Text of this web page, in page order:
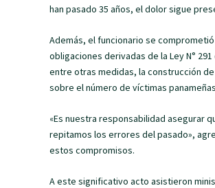
han pasado 35 años, el dolor sigue
Además, el funcionario se
obligaciones derivadas de la Ley N°
entre otras medidas, la construcción
sobre el número de víctimas
«Es nuestra responsabilidad asegurar
repitamos los errores del pasado»,
estos compromisos.
A este significativo acto asistieron